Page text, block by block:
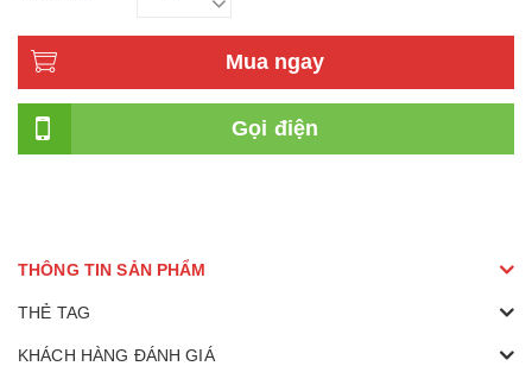
Mua ngay
Gọi điện
THÔNG TIN SẢN PHẨM
THẺ TAG
KHÁCH HÀNG ĐÁNH GIÁ